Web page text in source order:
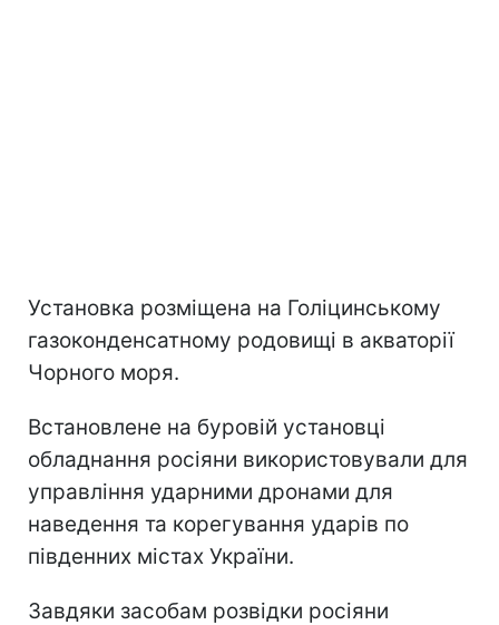
Установка розміщена на Голіцинському
газоконденсатному родовищі в акваторії
Чорного моря.
Встановлене на буровій установці
обладнання росіяни використовували для
управління ударними дронами для
наведення та корегування ударів по
південних містах України.
Завдяки засобам розвідки росіяни